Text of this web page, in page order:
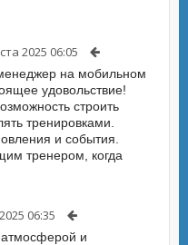
2025 06:05
на мобильном
удовольствие!
строить
тренировками.
и события.
тренером, когда
06:35
атмосферой и